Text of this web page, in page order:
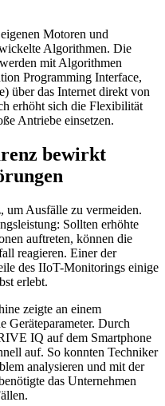
Motoren und
Algorithmen. Die
mit Algorithmen
Programming Interface,
über das Internet direkt von
erhöht sich die Flexibilität
Antriebe einsetzen.
bewirkt
um Ausfälle zu vermeiden.
Sollten erhöhte
auftreten, können die
reagieren. Einer der
des IIoT-Monitorings einige
erlebt.
zeigte an einem
Geräteparameter. Durch
IQ auf dem Smartphone
auf. So konnten Techniker
analysieren und mit der
das Unternehmen